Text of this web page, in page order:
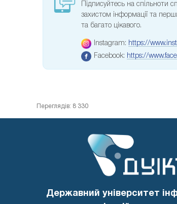
Підписуйтесь на спільноти
захистом інформації та
та багато цікавого.
Instagram: https://
Facebook: https://
Переглядів: 8 330
Державний університет